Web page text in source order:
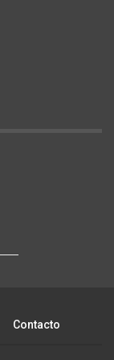
Contacto